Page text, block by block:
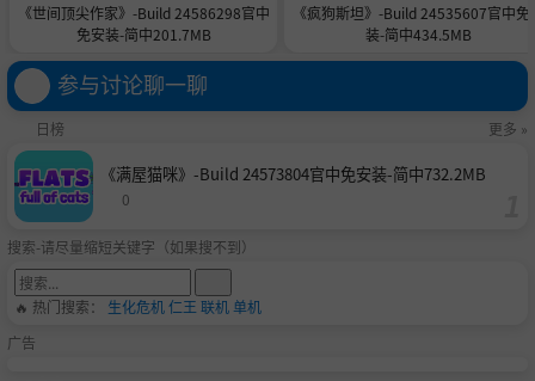
人入胜的逻辑谜题。
进度系统：随着游戏进度，升级医生、他的船和他的钓竿
的属性。
童话艺术风格：
环保任务：收集垃圾，保持八湖谷的宁静氛围。
《世间顶尖作家》-Build 24586298官中
免安装-简中201.7MB
《疯狗斯坦》-Build 24535607官中免
装-简中434.5MB
参与讨论聊一聊
日榜 更多 »
《满屋猫咪》-Build 24573804官中免安装-简中732.2MB
0
搜索-请尽量缩短关键字（如果搜不到）
🔥 热门搜索： 生化危机仁王 联机单机
广告